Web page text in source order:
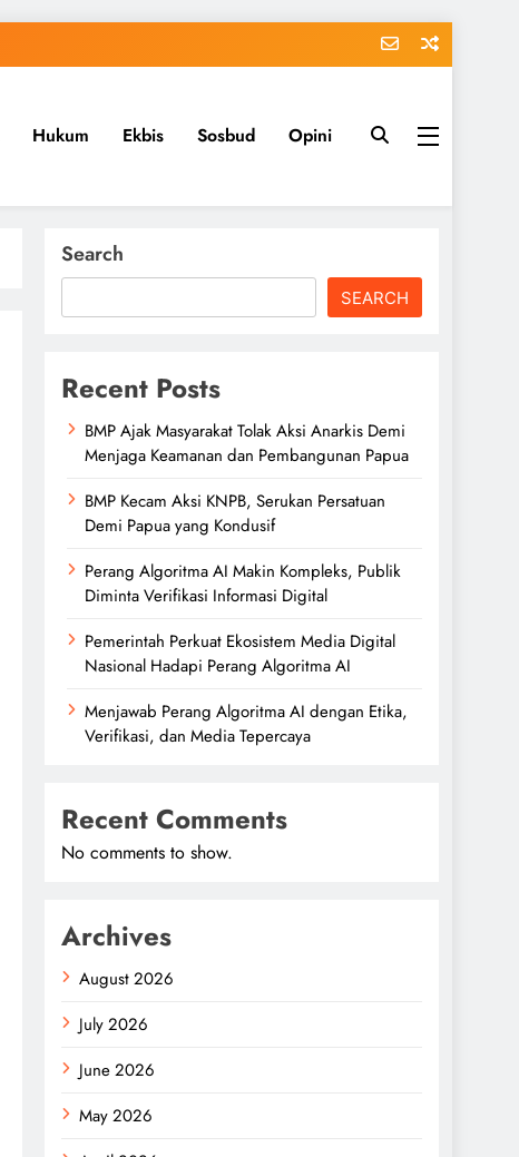
Hukum Ekbis Sosbud Opini
Search
SEARCH
Recent Posts
BMP Ajak Masyarakat Tolak Aksi Anarkis Demi
Menjaga Keamanan dan Pembangunan Papua
BMP Kecam Aksi KNPB, Serukan Persatuan
Demi Papua yang Kondusif
Perang Algoritma AI Makin Kompleks, Publik
Diminta Verifikasi Informasi Digital
Pemerintah Perkuat Ekosistem Media Digital
Nasional Hadapi Perang Algoritma AI
Menjawab Perang Algoritma AI dengan Etika,
Verifikasi, dan Media Tepercaya
Recent Comments
No comments to show.
Archives
August 2026
July 2026
June 2026
May 2026